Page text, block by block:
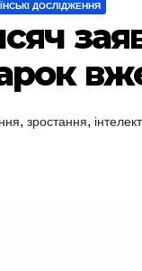
ДОСЛІДЖЕННЯ
, зростання,